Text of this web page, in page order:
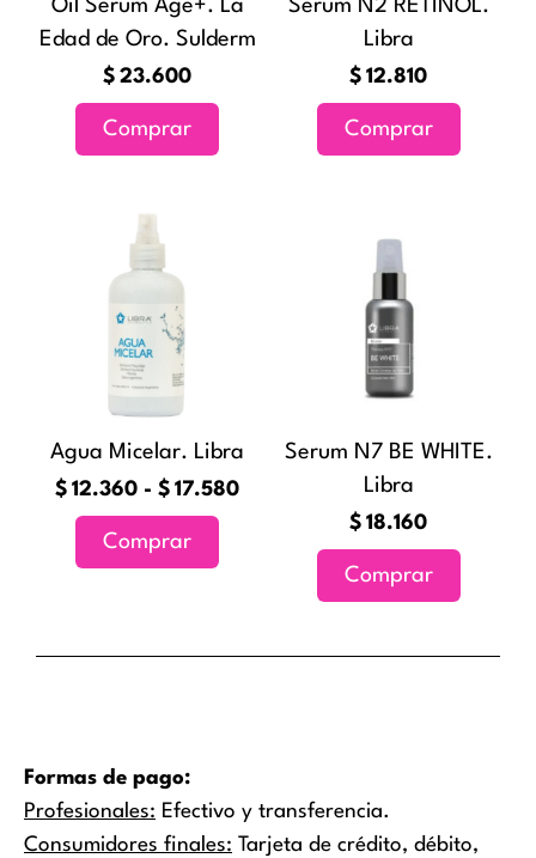
Oil Serum Age+. La
Edad de Oro. Sulderm
$ 23.600
Comprar
Serum N2 RETINOL.
Libra
$ 12.810
Comprar
Agua Micelar. Libra
$ 12.360 - $ 17.580
Comprar
se
pueden
elegir
de
Serum N7 BE WHITE.
Libra
$ 18.160
Comprar
Formas de pago:
Profesionales: Efectivo y transferencia.
Consumidores finales: Tarjeta de crédito, débito,